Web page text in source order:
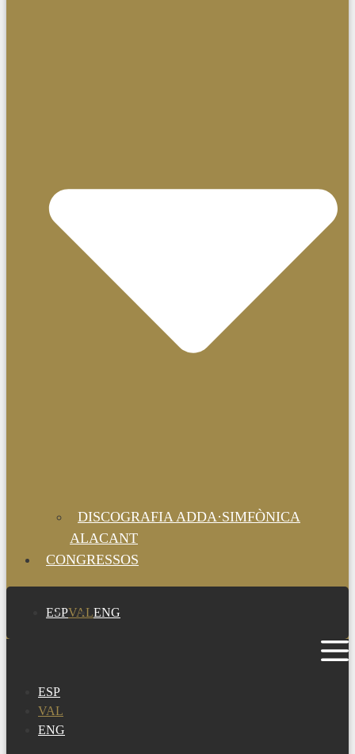
DISCOGRAFIA ADDA·SIMFÒNICA
ALACANT
CONGRESSOS
ESPVALENG
ESP
VAL
ENG